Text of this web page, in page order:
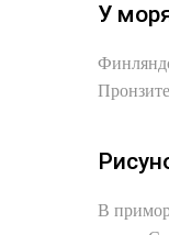
У
В